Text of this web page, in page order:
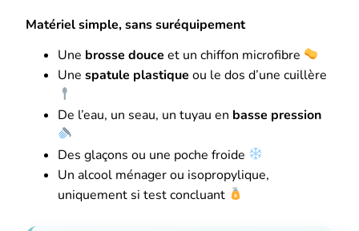
Matériel simple, sans suréquipement
Une brosse douce et un chiffon microfibre
Une spatule plastique ou le dos d’une cuillère
De l’eau, un seau, un tuyau en basse pression
Des glaçons ou une poche froide
Un alcool ménager ou isopropylique,
uniquement si test concluant